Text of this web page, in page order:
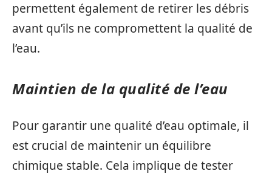
permettent également de retirer les débris
avant qu’ils ne compromettent la qualité de
l’eau.
Maintien de la qualité de l’eau
Pour garantir une qualité d’eau optimale, il
est crucial de maintenir un équilibre
chimique stable. Cela implique de tester